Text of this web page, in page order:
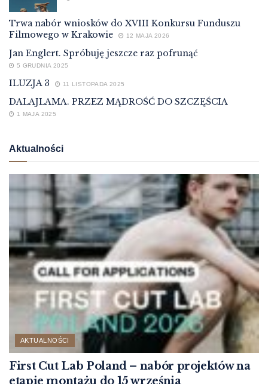
Trwa nabór wniosków do XVIII Konkursu Funduszu
Filmowego w Krakowie
12 MAJA 2026
Jan Englert. Spróbuję jeszcze raz pofrunąć
5 GRUDNIA 2025
ILUZJA 3 11 LISTOPADA 2025
DALAJLAMA. PRZEZ MĄDROŚĆ DO SZCZĘŚCIA
1 MAJA 2025
Aktualności
AKTUALNOŚCI
First Cut Lab Poland – nabór projektów na
etapie montażu do 15 września